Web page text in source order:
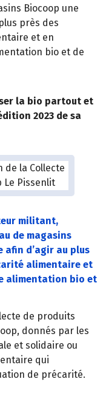
Biocoop une
près des
et en
bio et de
la bio partout et
2023 de sa
militant,
de magasins
afin d’agir au plus
alimentaire et
alimentation bio et
de produits
donnés par les
et solidaire ou
qui
de précarité.